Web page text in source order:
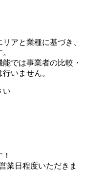
アと業種に基づき、
では事業者の比較・
いません。
い
業日程度いただきま